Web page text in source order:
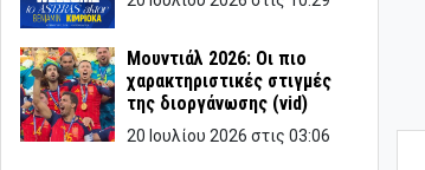
Μουντιάλ 2026: Οι πιο
χαρακτηριστικές στιγμές
της διοργάνωσης (vid)
20 Ιουλίου 2026 στις 03:06